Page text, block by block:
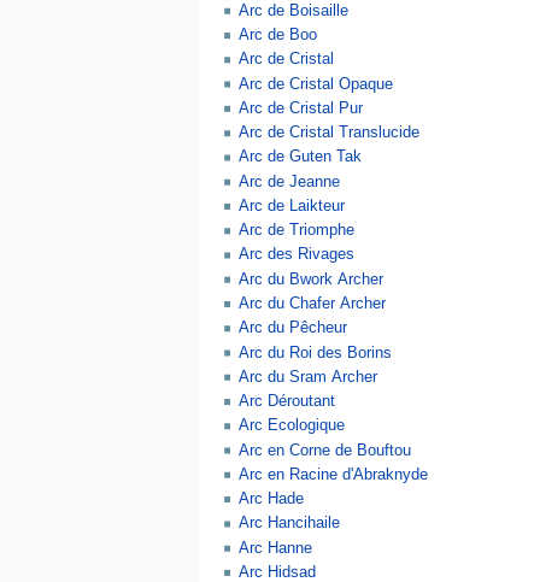
Arc de Boisaille
Arc de Boo
Arc de Cristal
Arc de Cristal Opaque
Arc de Cristal Pur
Arc de Cristal Translucide
Arc de Guten Tak
Arc de Jeanne
Arc de Laikteur
Arc de Triomphe
Arc des Rivages
Arc du Bwork Archer
Arc du Chafer Archer
Arc du Pêcheur
Arc du Roi des Borins
Arc du Sram Archer
Arc Déroutant
Arc Ecologique
Arc en Corne de Bouftou
Arc en Racine d'Abraknyde
Arc Hade
Arc Hancihaile
Arc Hanne
Arc Hidsad